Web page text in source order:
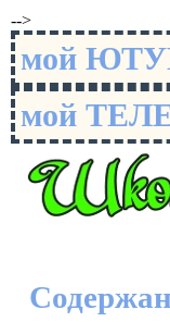
-->
мой
мой